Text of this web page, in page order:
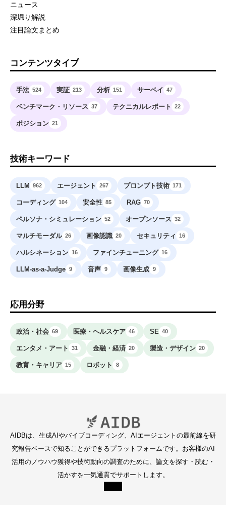
ニュース
深堀り解説
注目論文まとめ
コンテンツタイプ
手法 524 実証 213 分析 151 サーベイ 47
ベンチマーク・リソース 37 テクニカルレポート 22
ポジション 21
技術キーワード
LLM 962 エージェント 267 プロンプト技術 171
コーディング 104 安全性 85 RAG 70
ペルソナ・シミュレーション 52 オープンソース 32
マルチモーダル 26 画像認識 20 セキュリティ 16
ハルシネーション 16 ファインチューニング 16
LLM-as-a-Judge 9 音声 9 画像生成 9
応用分野
政治・社会 69 医療・ヘルスケア 46 SE 40
エンタメ・アート 31 金融・経済 20 製造・デザイン 20
教育・キャリア 15 ロボット 8
AIDBは、生成AIやバイブコーディング、AIエージェントの最前線を研
究報告ベースで知ることができるプラットフォームです。お客様のAI
活用のノウハウ獲得や技術動向の調査のために、論文を探す・読む・
活かすを一気通貫でサポートします。